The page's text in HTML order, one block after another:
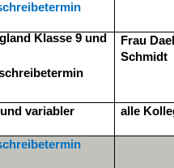
Klasse 9 und
Frau
Schmidt
variabler
alle